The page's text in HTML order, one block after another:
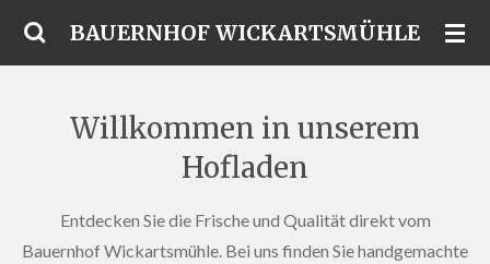
Zum
BAUERNHOF WICKARTSMÜHLE
Willkommen in unserem
Hofladen
Entdecken Sie die Frische und Qualität direkt vom
Bauernhof Wickartsmühle. Bei uns finden Sie handgemachte